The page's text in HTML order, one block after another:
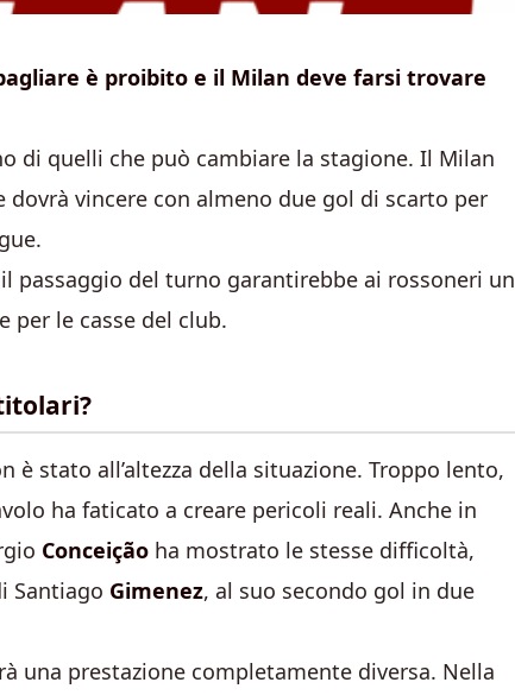
è proibito e il Milan deve farsi trovare
di quelli che può cambiare la stagione. Il Milan
dovrà vincere con almeno due gol di scarto per
passaggio del turno garantirebbe ai rossoneri un
per le casse del club.
è stato all’altezza della situazione. Troppo lento,
ha faticato a creare pericoli reali. Anche in
Conceição ha mostrato le stesse difficoltà,
Santiago Gimenez, al suo secondo gol in due
una prestazione completamente diversa. Nella